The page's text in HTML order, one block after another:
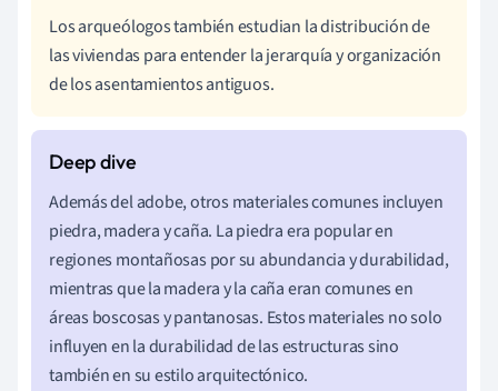
Los arqueólogos también estudian la distribución de
las viviendas para entender la jerarquía y organización
de los asentamientos antiguos.
Además del adobe, otros materiales comunes incluyen
piedra, madera y caña. La piedra era popular en
regiones montañosas por su abundancia y durabilidad,
mientras que la madera y la caña eran comunes en
áreas boscosas y pantanosas. Estos materiales no solo
influyen en la durabilidad de las estructuras sino
también en su estilo arquitectónico.